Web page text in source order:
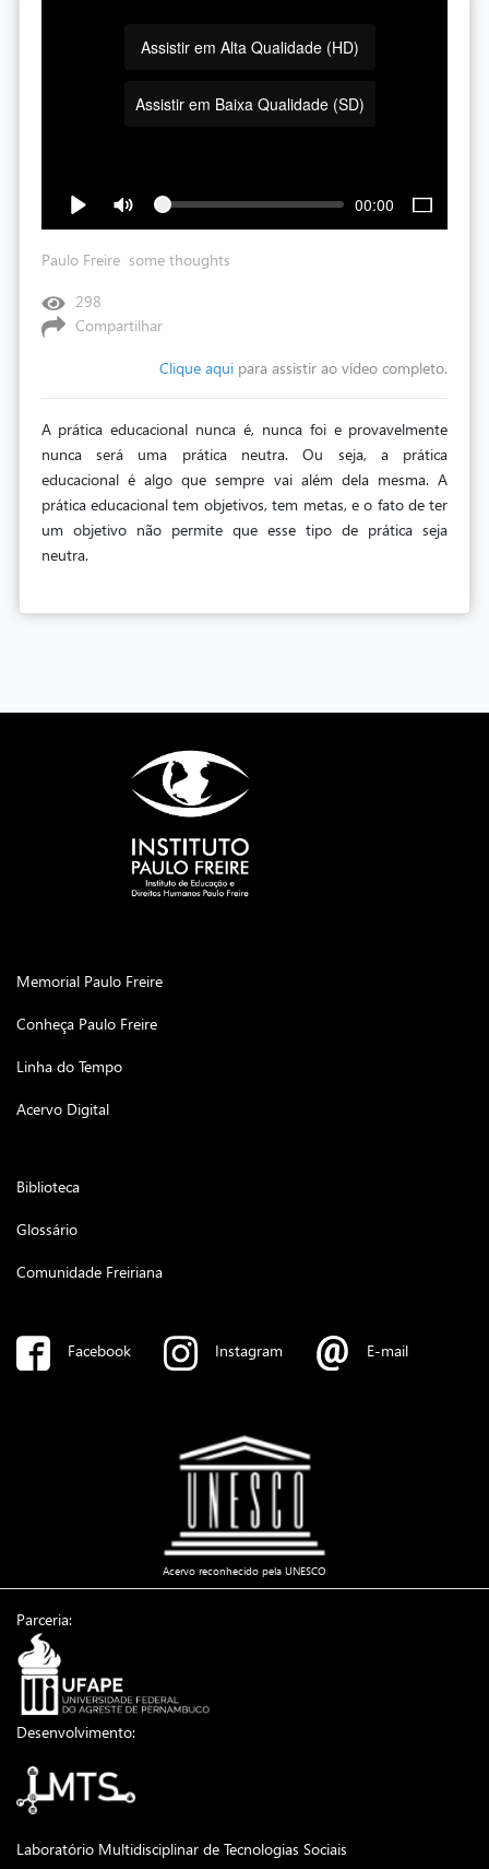
Assistir em Alta Qualidade (HD)
Assistir em Baixa Qualidade (SD)
00:00
Paulo Freire  some thoughts
298
Compartilhar
Clique aqui para assistir ao vídeo completo.
A prática educacional nunca é, nunca foi e provavelmente
nunca será uma prática neutra. Ou seja, a prática
educacional é algo que sempre vai além dela mesma. A
prática educacional tem objetivos, tem metas, e o fato de ter
um objetivo não permite que esse tipo de prática seja
neutra.
Memorial Paulo Freire
Conheça Paulo Freire
Linha do Tempo
Acervo Digital
Biblioteca
Glossário
Comunidade Freiriana
Facebook Instagram E-mail
Acervo reconhecido pela UNESCO
Parceria:
Desenvolvimento:
Laboratório Multidisciplinar de Tecnologias Sociais